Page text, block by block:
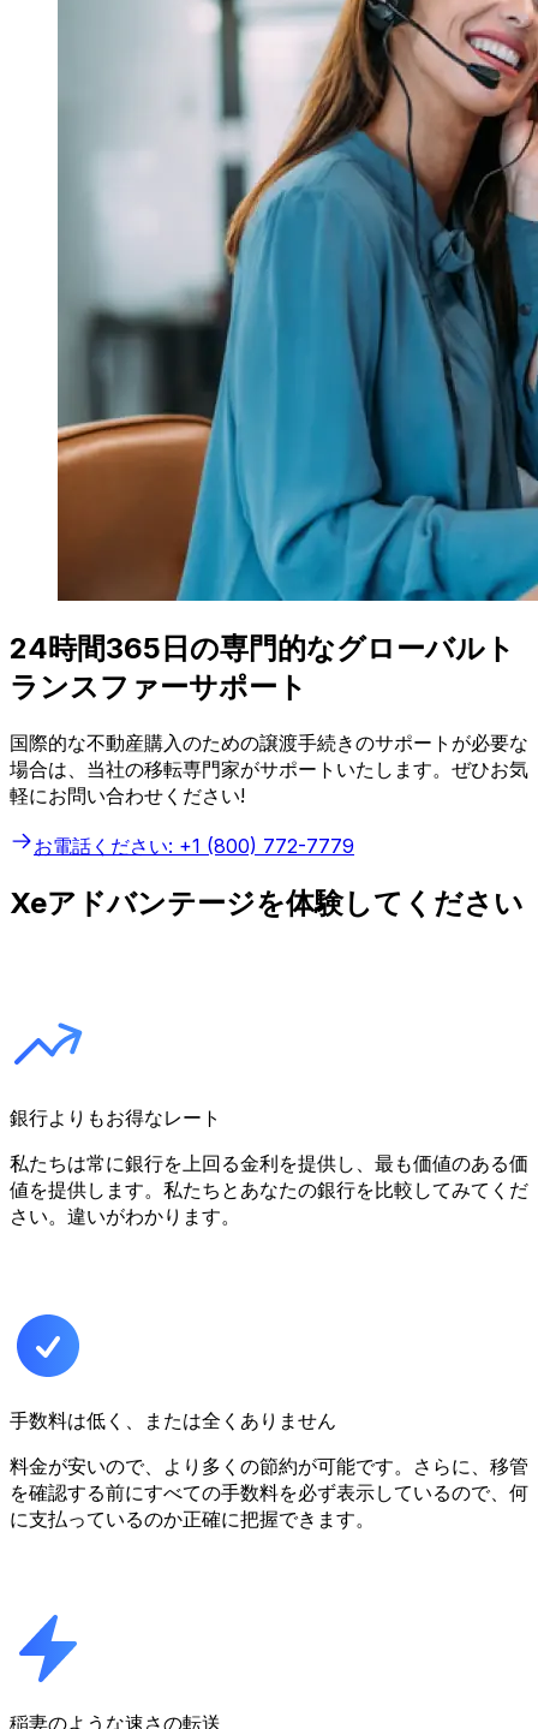
24時間365日の専門的なグローバルト
ランスファーサポート
国際的な不動産購入のための譲渡手続きのサポートが必要な
場合は、当社の移転専門家がサポートいたします。ぜひお気
軽にお問い合わせください!
お電話ください: +1 (800) 772-7779
Xeアドバンテージを体験してください
銀行よりもお得なレート
私たちは常に銀行を上回る金利を提供し、最も価値のある価
値を提供します。私たちとあなたの銀行を比較してみてくだ
さい。違いがわかります。
手数料は低く、または全くありません
料金が安いので、より多くの節約が可能です。さらに、移管
を確認する前にすべての手数料を必ず表示しているので、何
に支払っているのか正確に把握できます。
稲妻のような速さの転送